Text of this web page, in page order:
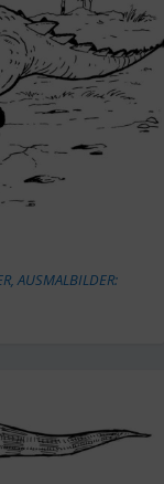
,AUSMALBILDER: